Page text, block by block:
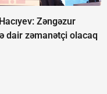
Zəngəzur
dair zəmanətçi olacaq